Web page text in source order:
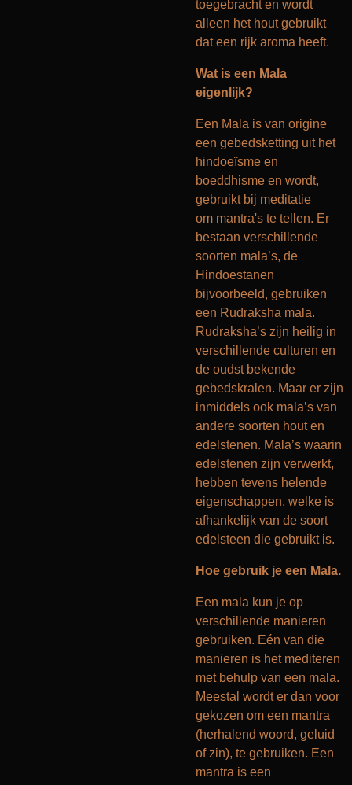
toegebracht en wordt
alleen het hout gebruikt
dat een rijk aroma heeft.
Wat is een Mala
eigenlijk?
Een Mala is van origine
een gebedsketting uit het
hindoeïsme en
boeddhisme en wordt,
gebruikt bij meditatie
om mantra's te tellen. Er
bestaan verschillende
soorten mala’s, de
Hindoestanen
bijvoorbeeld, gebruiken
een Rudraksha mala.
Rudraksha’s zijn heilig in
verschillende culturen en
de oudst bekende
gebedskralen. Maar er zijn
inmiddels ook mala’s van
andere soorten hout en
edelstenen. Mala’s waarin
edelstenen zijn verwerkt,
hebben tevens helende
eigenschappen, welke is
afhankelijk van de soort
edelsteen die gebruikt is.
Hoe gebruik je een Mala.
Een mala kun je op
verschillende manieren
gebruiken. Eén van die
manieren is het mediteren
met behulp van een mala.
Meestal wordt er dan voor
gekozen om een mantra
(herhalend woord, geluid
of zin), te gebruiken. Een
mantra is een